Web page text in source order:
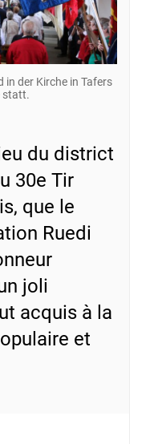
in der Kirche in Tafers
statt.
du district
30e Tir
que le
Ruedi
joli
acquis à la
et